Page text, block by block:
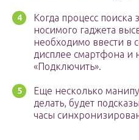
Когда процесс поиска
носимого гаджета
необходимо ввести в
дисплее смартфона и
«Подключить».
Еще несколько
делать, будет
часы